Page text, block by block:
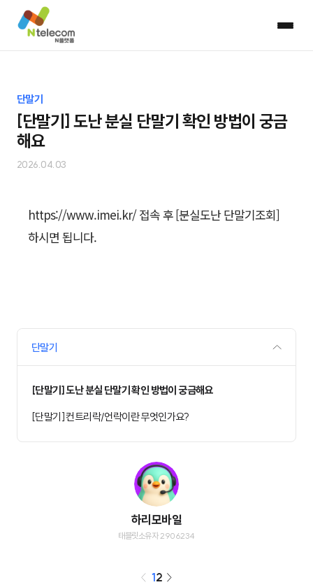
단말기
[단말기] 도난 분실 단말기 확인 방법이 궁금
해요
2026.04.03
https://www.imei.kr/ 접속 후 [분실도난 단말기조회]
하시면 됩니다.
단말기
[단말기] 도난 분실 단말기 확인 방법이 궁금해요
[단말기] 컨트리락/언락이란 무엇인가요?
하리모바일
태블릿소유자 2906234
12